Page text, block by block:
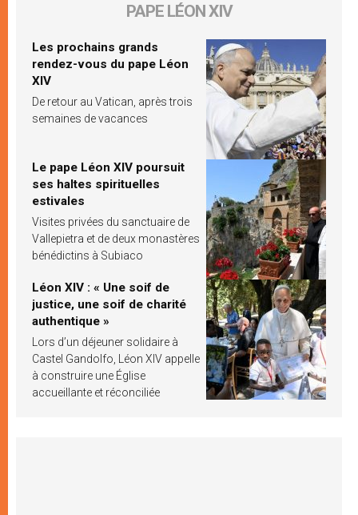
PAPE LÉON XIV
Les prochains grands
rendez-vous du pape Léon
XIV
De retour au Vatican, après trois
semaines de vacances
Le pape Léon XIV poursuit
ses haltes spirituelles
estivales
Visites privées du sanctuaire de
Vallepietra et de deux monastères
bénédictins à Subiaco
Léon XIV : « Une soif de
justice, une soif de charité
authentique »
Lors d’un déjeuner solidaire à
Castel Gandolfo, Léon XIV appelle
à construire une Église
accueillante et réconciliée